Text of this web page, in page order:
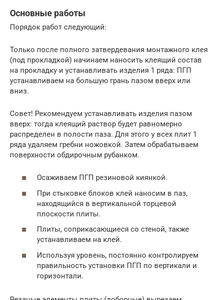
Основные работы
Порядок работ следующий:
Только после полного затвердевания монтажного клея
(под прокладкой) начинаем наносить клеящий состав
на прокладку и устанавливать изделия 1 ряда: ПГП
устанавливаем на большую грань пазом вверх или
вниз.
Совет! Рекомендуем устанавливать изделия пазом
вверх: тогда клеящий раствор будет равномерно
распределен в полости паза. Для этого у всех плит 1
ряда удаляем гребни ножовкой. Затем обрабатываем
поверхности обдирочным рубанком.
Осаживаем ПГП резиновой киянкой.
При стыковке блоков клей наносим в паз,
находящийся в вертикальной торцевой
плоскости плиты.
Плиты, соприкасающиеся со стеной, также
устанавливаем на клей.
Используя уровень, постоянно контролируем
правильность установки ПГП по вертикали и
горизонтали.